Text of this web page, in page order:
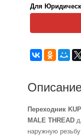
Для
Переходник
MALE THREAD
наружную